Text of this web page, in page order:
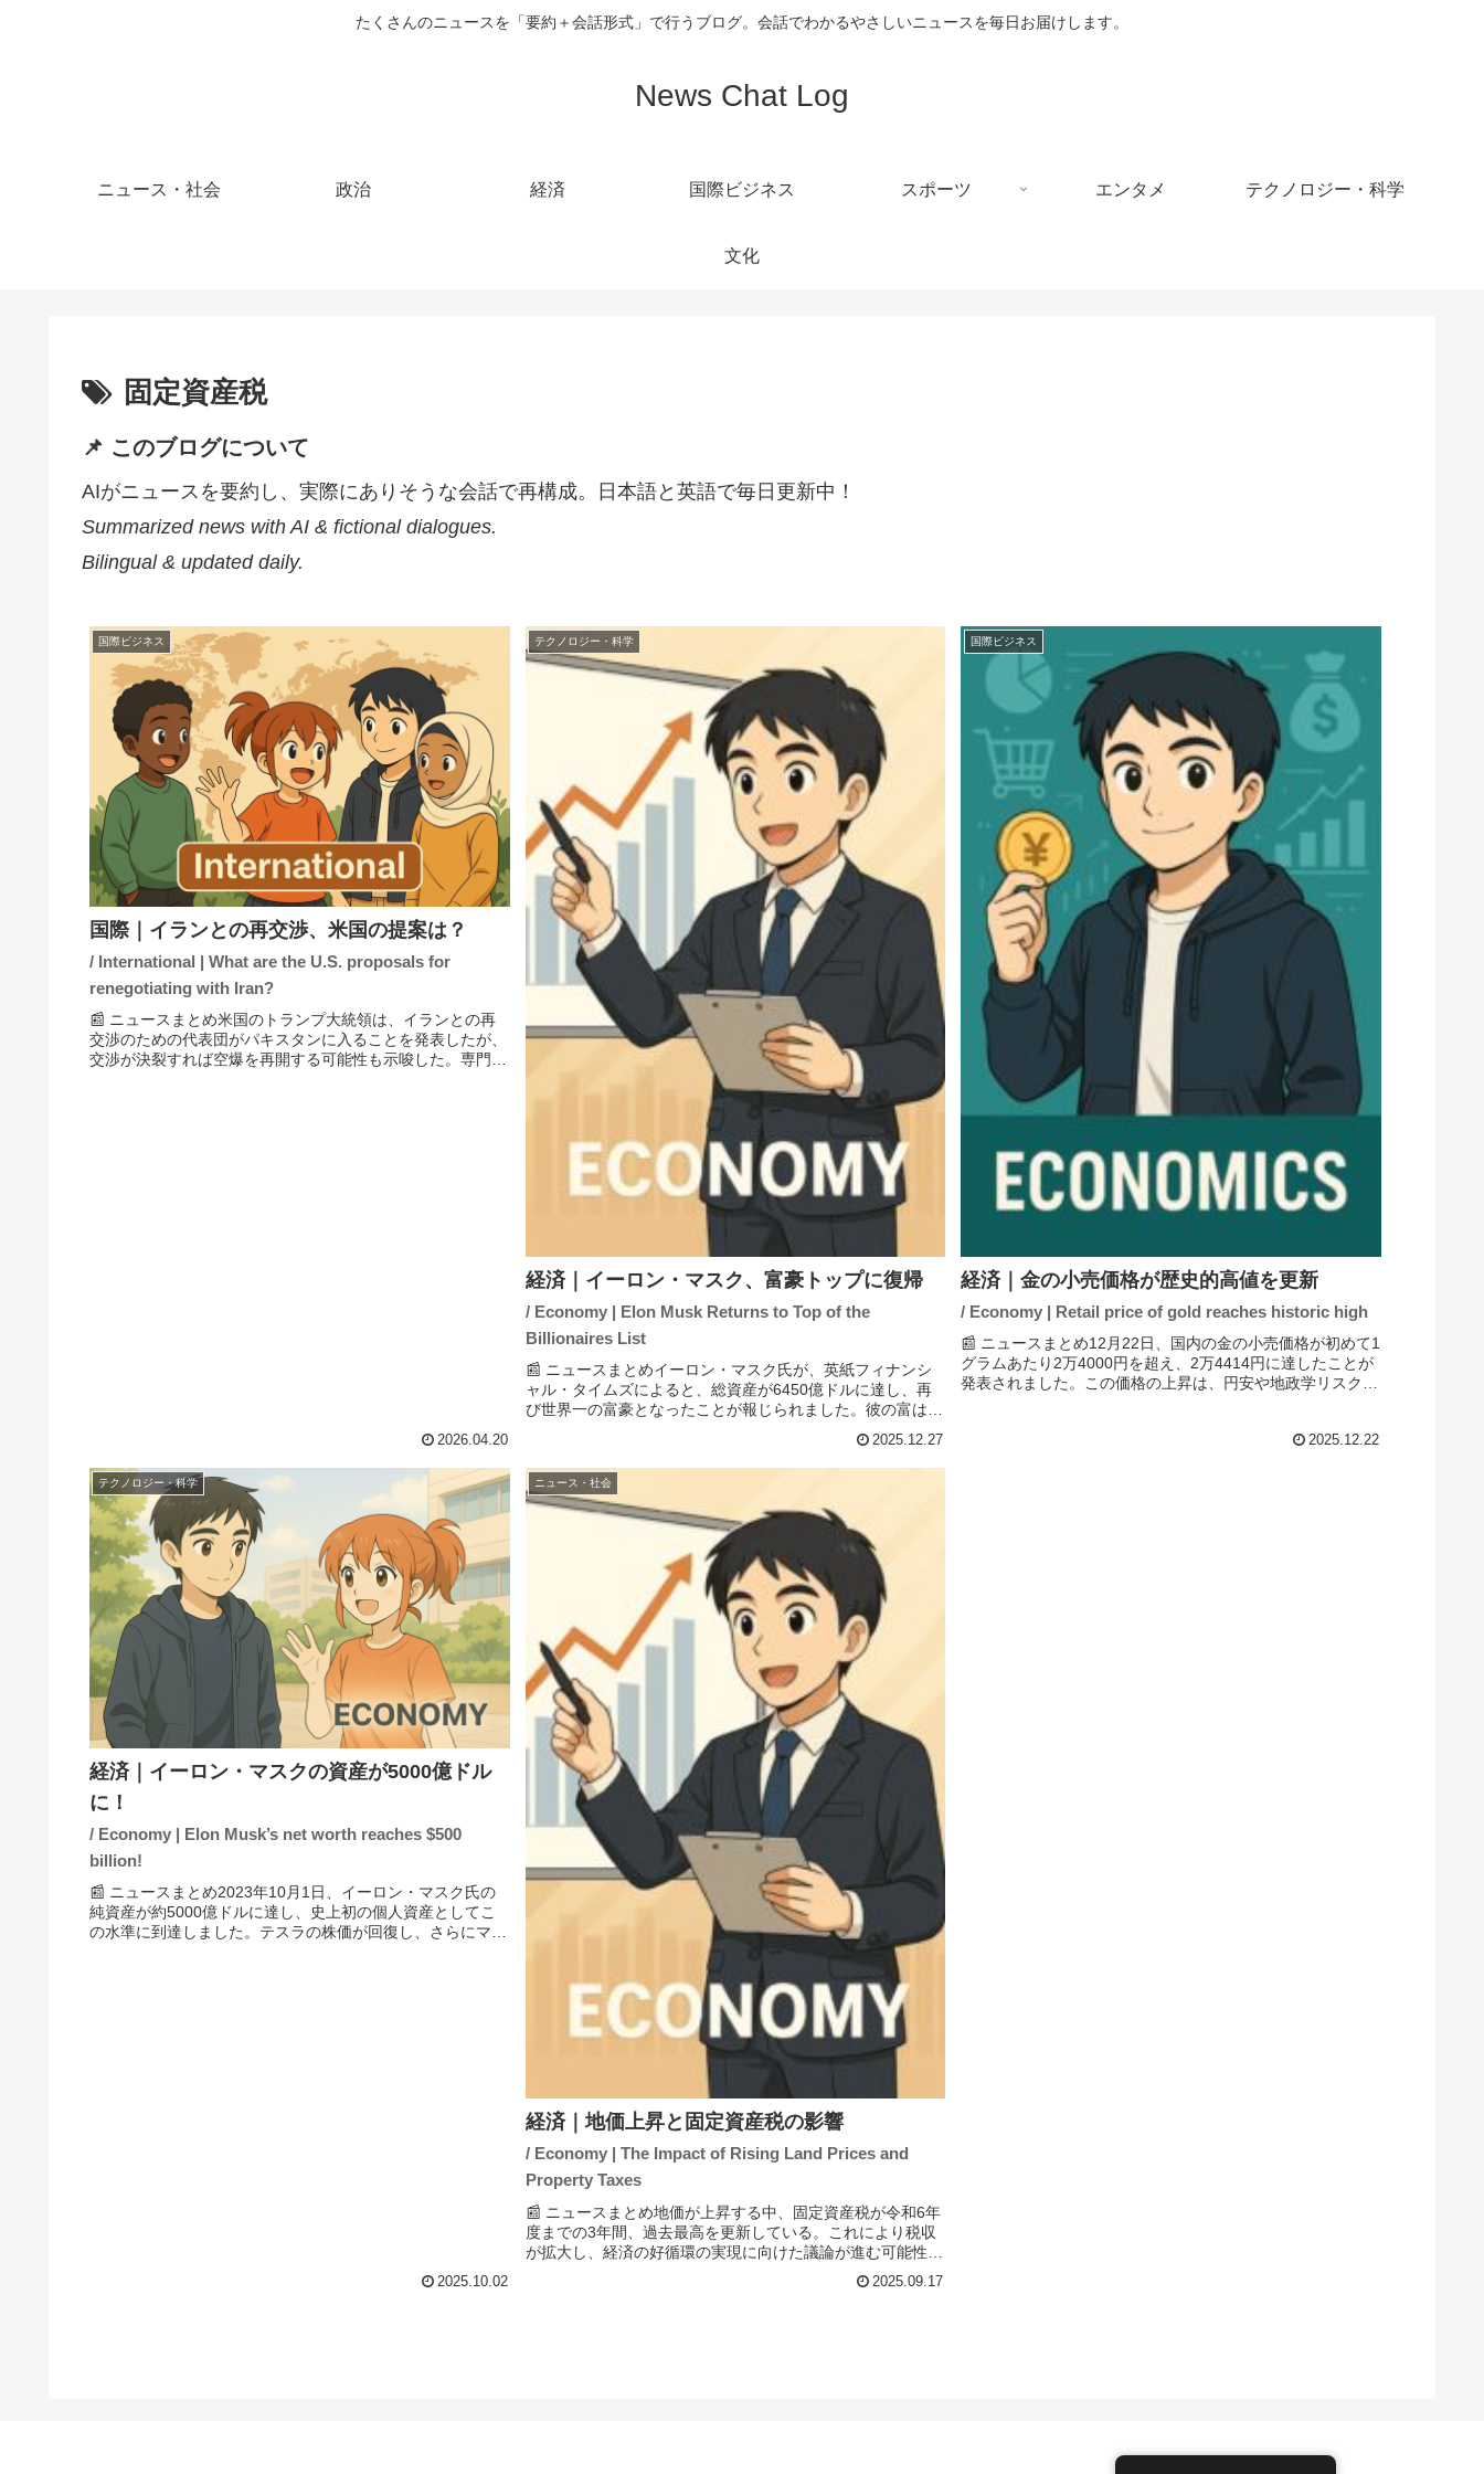
たくさんのニュースを「要約＋会話形式」で行うブログ。会話でわかるやさしいニュースを毎日お届けします。
News Chat Log
ニュース・社会 政治 経済 国際ビジネス スポーツ エンタメ テクノロジー・科学
文化
固定資産税
📌 このブログについて
AIがニュースを要約し、実際にありそうな会話で再構成。日本語と英語で毎日更新中！
Summarized news with AI & fictional dialogues.
Bilingual & updated daily.
国際ビジネス
国際｜イランとの再交渉、米国の提案は？
/ International | What are the U.S. proposals for
renegotiating with Iran?
📰 ニュースまとめ米国のトランプ大統領は、イランとの再
交渉のための代表団がパキスタンに入ることを発表したが、
交渉が決裂すれば空爆を再開する可能性も示唆した。専門家
2026.04.20
テクノロジー・科学
経済｜イーロン・マスク、富豪トップに復帰
/ Economy | Elon Musk Returns to Top of the
Billionaires List
📰 ニュースまとめイーロン・マスク氏が、英紙フィナンシ
ャル・タイムズによると、総資産が6450億ドルに達し、再
び世界一の富豪となったことが報じられました。彼の富は主
に電気自動車メーカーのテスラの成功やAIブームによって増
2025.12.27
国際ビジネス
経済｜金の小売価格が歴史的高値を更新
/ Economy | Retail price of gold reaches historic high
📰 ニュースまとめ12月22日、国内の金の小売価格が初めて1
グラムあたり2万4000円を超え、2万4414円に達したことが
発表されました。この価格の上昇は、円安や地政学リスクの
2025.12.22
テクノロジー・科学
経済｜イーロン・マスクの資産が5000億ドル
に！
/ Economy | Elon Musk’s net worth reaches $500
billion!
📰 ニュースまとめ2023年10月1日、イーロン・マスク氏の
純資産が約5000億ドルに達し、史上初の個人資産としてこ
の水準に到達しました。テスラの株価が回復し、さらにマス
2025.10.02
ニュース・社会
経済｜地価上昇と固定資産税の影響
/ Economy | The Impact of Rising Land Prices and
Property Taxes
📰 ニュースまとめ地価が上昇する中、固定資産税が令和6年
度までの3年間、過去最高を更新している。これにより税収
が拡大し、経済の好循環の実現に向けた議論が進む可能性が
ある。特に、相続や住宅ローンに関連する税負担の軽減が求
2025.09.17